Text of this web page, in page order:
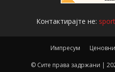
Контактирајте не:
Импресум
© Сите права задржани |